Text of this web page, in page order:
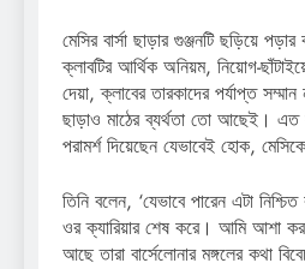
মেসির বার্সা ছাড়ার গুঞ্জনটি ছড়িয়ে
ক্লাবটির আর্থিক অনিয়ম, নিয়োগ-
দেয়া, ক্লাবের তারকাদের পর্যাপ্ত
ছাড়াও মাঠের ব্যর্থতা তো আছেই।
পরামর্শ দিয়েছেন যেভাবেই হোক,
তিনি বলেন, ‘যেভাবে পারেন এটা
ওর ক্যারিয়ার শেষ করে। আমি আশা করব
আছে তারা বার্সেলোনার মঙ্গলের কথা